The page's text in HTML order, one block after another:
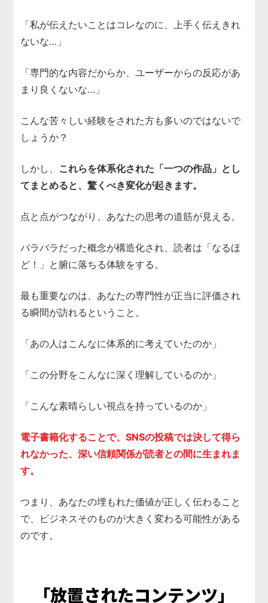
「私が伝えたいことはコレなのに、上手く伝えきれ
ないな…」
「専門的な内容だからか、ユーザーからの反応があ
まり良くないな…」
こんな苦々しい経験をされた方も多いのではないで
しょうか？
しかし、 これらを体系化された「一つの作品」とし
てまとめると、驚くべき変化が起きます。
点と点がつながり、あなたの思考の道筋が見える。
バラバラだった概念が構造化され、読者は「なるほ
ど！」と腑に落ちる体験をする。
最も重要なのは、あなたの専門性が正当に評価され
る瞬間が訪れるということ。
「あの人はこんなに体系的に考えていたのか」
「この分野をこんなに深く理解しているのか」
「こんな素晴らしい視点を持っているのか」
電子書籍化することで、SNSの投稿では決して得ら
れなかった、深い信頼関係が読者との間に生まれま
す。
つまり、あなたの埋もれた価値が正しく伝わること
で、ビジネスそのものが大きく変わる可能性がある
のです。
「放置されたコンテンツ」